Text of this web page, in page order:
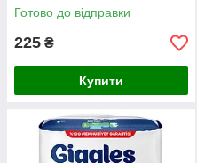
Готово до відправки
225 ₴
Купити